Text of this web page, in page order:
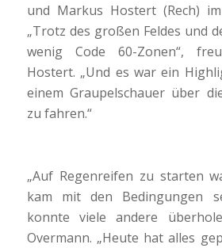
und Markus Hostert (Rech)
„Trotz des großen Feldes und
wenig Code 60-Zonen“,
Hostert. „Und es war ein
einem Graupelschauer über
zu fahren.“
„Auf Regenreifen zu starten
kam mit den Bedingungen
konnte viele andere
Overmann. „Heute hat alles